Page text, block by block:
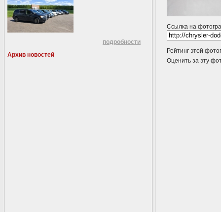
подробности
Архив новостей
Ссылка на
Рейтинг этой
Оценить за эту